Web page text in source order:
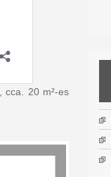
cca. 20 m²-es